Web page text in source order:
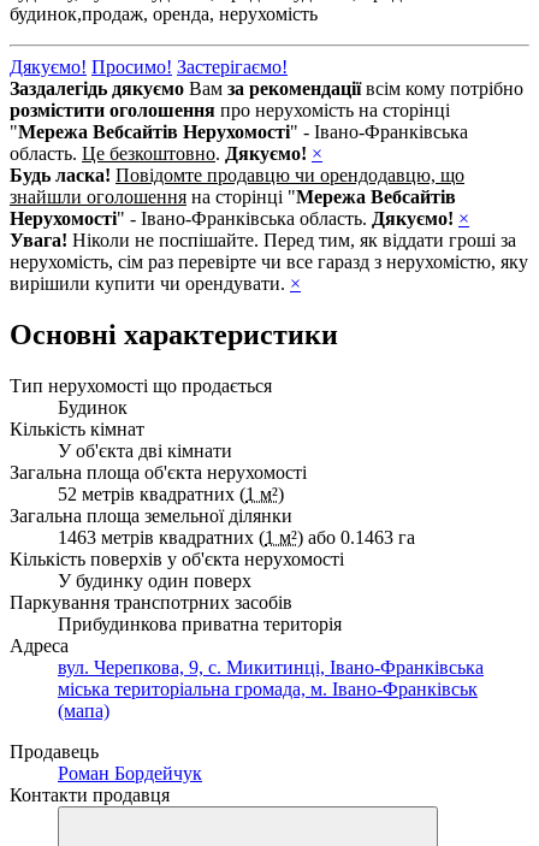
будинок,продаж, оренда, нерухомість
Дякуємо! Просимо! Застерігаємо!
Заздалегідь дякуємо Вам за рекомендаціївсім кому потрібно
розмістити оголошення про нерухомість на сторінці
"Мережа Вебсайтів Нерухомості" - Івано-Франківська
область. Це безкоштовно. Дякуємо! ×
Будь ласка! Повідомте продавцю чи орендодавцю, що
знайшли оголошення на сторінці "Мережа Вебсайтів
Нерухомості" - Івано-Франківська область. Дякуємо! ×
Увага! Ніколи не поспішайте. Перед тим, як віддати гроші за
нерухомість, сім раз перевірте чи все гаразд з нерухомістю, яку
вирішили купити чи орендувати. ×
Основні характеристики
Тип нерухомості що продається
Будинок
Кількість кімнат
У об'єкта дві кімнати
Загальна площа об'єкта нерухомості
52 метрів квадратних (1 м²)
Загальна площа земельної ділянки
1463 метрів квадратних (1 м²) або 0.1463 га
Кількість поверхів у об'єкта нерухомості
У будинку один поверх
Паркування транспотрних засобів
Прибудинкова приватна територія
Адреса
вул. Черепкова, 9, с. Микитинці, Івано-Франківська
міська територіальна громада, м. Івано-Франківськ
(мапа)
Продавець
Роман Бордейчук
Контакти продавця